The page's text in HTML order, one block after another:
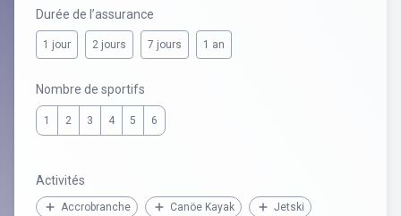
Durée de l’assurance
1 jour 2 jours 7 jours 1 an
Nombre de sportifs
1 2 3 4 5 6
Activités
Accrobranche Canöe Kayak Jetski